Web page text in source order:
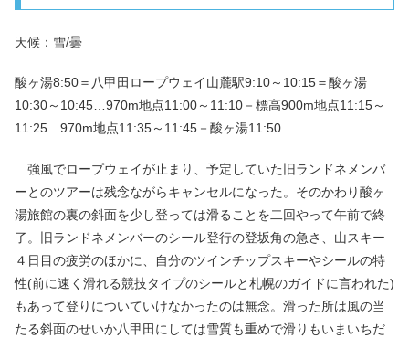
天候：雪/曇
酸ヶ湯8:50＝八甲田ロープウェイ山麓駅9:10～10:15＝酸ヶ湯
10:30～10:45…970m地点11:00～11:10－標高900m地点11:15～
11:25…970m地点11:35～11:45－酸ヶ湯11:50
強風でロープウェイが止まり、予定していた旧ランドネメンバ
ーとのツアーは残念ながらキャンセルになった。そのかわり酸ヶ
湯旅館の裏の斜面を少し登っては滑ることを二回やって午前で終
了。旧ランドネメンバーのシール登行の登坂角の急さ、山スキー
４日目の疲労のほかに、自分のツインチップスキーやシールの特
性(前に速く滑れる競技タイプのシールと札幌のガイドに言われた)
もあって登りについていけなかったのは無念。滑った所は風の当
たる斜面のせいか八甲田にしては雪質も重めで滑りもいまいちだ